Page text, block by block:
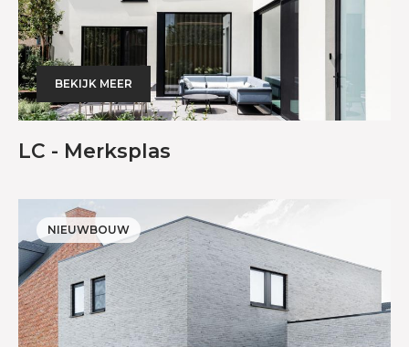
BEKIJK MEER
LC - Merksplas
NIEUWBOUW